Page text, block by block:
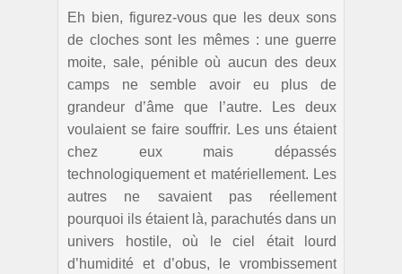
Eh bien, figurez-vous que les deux sons
de cloches sont les mêmes : une guerre
moite, sale, pénible où aucun des deux
camps ne semble avoir eu plus de
grandeur d’âme que l’autre. Les deux
voulaient se faire souffrir. Les uns étaient
chez eux mais dépassés
technologiquement et matériellement. Les
autres ne savaient pas réellement
pourquoi ils étaient là, parachutés dans un
univers hostile, où le ciel était lourd
d’humidité et d’obus, le vrombissement